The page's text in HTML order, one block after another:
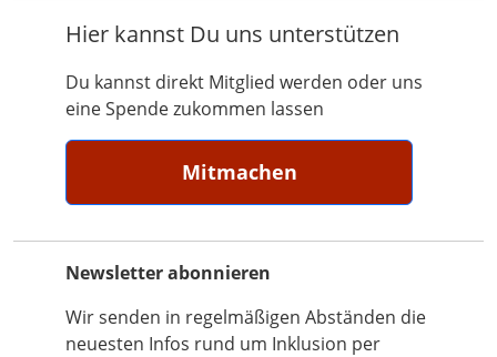
Hier kannst Du uns unterstützen
Du kannst direkt Mitglied werden oder uns
eine Spende zukommen lassen
Mitmachen
Newsletter abonnieren
Wir senden in regelmäßigen Abständen die
neuesten Infos rund um Inklusion per